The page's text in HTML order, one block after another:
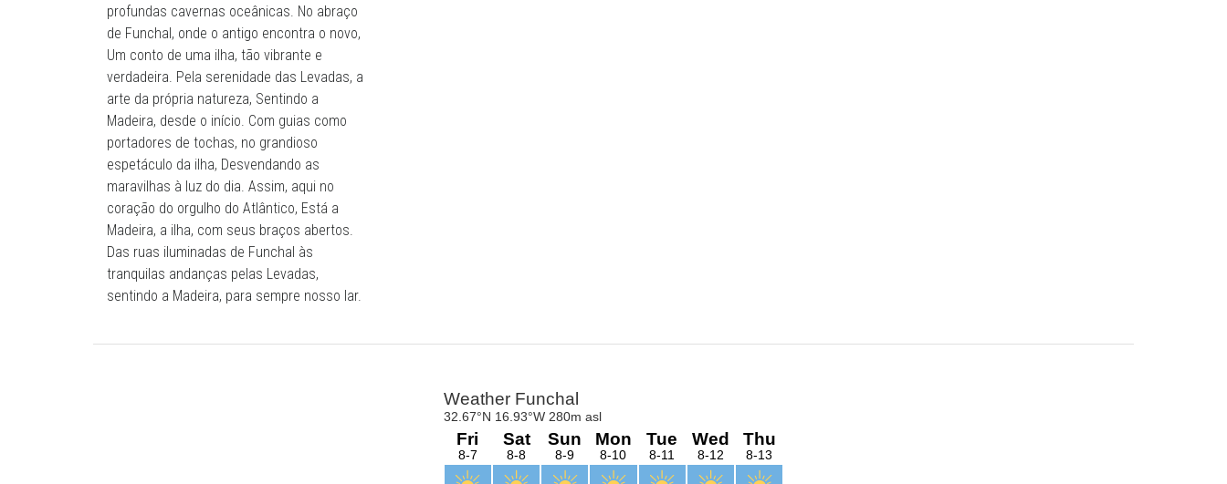
profundas cavernas oceânicas. No abraço
de Funchal, onde o antigo encontra o novo,
Um conto de uma ilha, tão vibrante e
verdadeira. Pela serenidade das Levadas, a
arte da própria natureza, Sentindo a
Madeira, desde o início. Com guias como
portadores de tochas, no grandioso
espetáculo da ilha, Desvendando as
maravilhas à luz do dia. Assim, aqui no
coração do orgulho do Atlântico, Está a
Madeira, a ilha, com seus braços abertos.
Das ruas iluminadas de Funchal às
tranquilas andanças pelas Levadas,
sentindo a Madeira, para sempre nosso lar.